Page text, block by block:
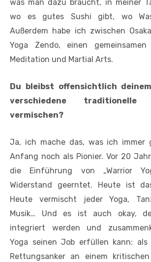
was man dazu braucht, in meiner
wo es gutes Sushi gibt, wo
Außerdem habe ich zwischen
Yoga Zendo, einen
Meditation und Martial Arts.
Du bleibst offensichtlich
verschiedene
vermischen?
Ja, ich mache das, was ich immer
Anfang noch als Pionier. Vor 20
die Einführung von „Warrior
Widerstand geerntet. Heute ist
Heute vermischt jeder Yoga,
Musik… Und es ist auch okay,
integriert werden und
Yoga seinen Job erfüllen kann: als
Rettungsanker an einem